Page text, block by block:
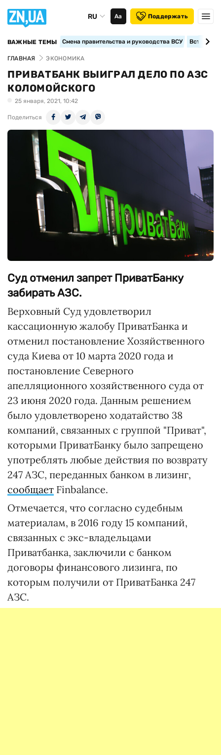
RU Аа Поддержать
ВАЖНЫЕ ТЕМЫ Смена правительства и руководства ВСУ
ГЛАВНАЯ ЭКОНОМИКА
ПРИВАТБАНК ВЫИГРАЛ ДЕЛО ПО АЗС
КОЛОМОЙСКОГО
25 января, 2021, 10:42
Поделиться
Суд отменил запрет ПриватБанку
забирать АЗС.
Верховный Суд удовлетворил
кассационную жалобу ПриватБанка и
отменил постановление Хозяйственного
суда Киева от 10 марта 2020 года и
постановление Северного
апелляционного хозяйственного суда от
23 июня 2020 года. Данным решением
было удовлетворено ходатайство 38
компаний, связанных с группой "Приват",
которыми ПриватБанку было запрещено
употреблять любые действия по возврату
247 АЗС, переданных банком в лизинг,
сообщает Finbalance.
Отмечается, что согласно судебным
материалам, в 2016 году 15 компаний,
связанных с экс-владельцами
Приватбанка, заключили с банком
договоры финансового лизинга, по
которым получили от ПриватБанка 247
АЗС.